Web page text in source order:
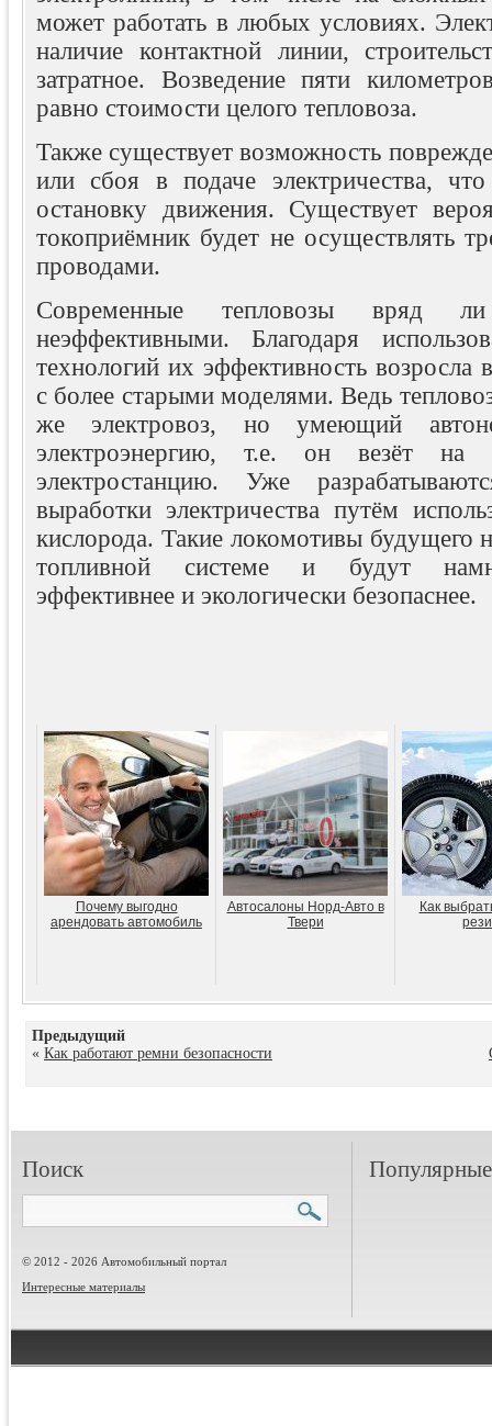
может работать в любых условиях.
наличие контактной линии,
затратное. Возведение пяти
равно стоимости целого тепловоза.
Также существует возможность
или сбоя в подаче электричества,
остановку движения. Существует
токоприёмник будет не осуществлять
проводами.
Современные тепловозы вряд
неэффективными. Благодаря
технологий их эффективность возросла
с более старыми моделями. Ведь
же электровоз, но умеющий
электроэнергию, т.е. он везёт на
электростанцию. Уже
выработки электричества путём
кислорода. Такие локомотивы будущего
топливной системе и будут
эффективнее и экологически безопаснее.
Почему выгодно
арендовать автомобиль
Автосалоны Норд-Авто в
Твери
Как
Предыдущий
« Как работают ремни безопасности
Поиск
© 2012 - 2026 Автомобильный портал
Интересные материалы
Популярные